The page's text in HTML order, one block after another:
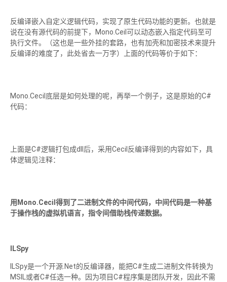
反编译嵌入自定义逻辑代码，实现了原生代码功能的更新。也就是
说在没有源代码的前提下，Mono.Ceil可以动态嵌入指定代码至可
执行文件。（这也是一些外挂的套路，也有加壳和加密技术来提升
反编译的难度了，此处省去一万字）上面的代码等价于如下：
Mono.Cecil底层是如何处理的呢，再举一个例子，这是原始的C#
代码：
上面是C#逻辑打包成dll后，采用Cecil反编译得到的内容如下，具
体逻辑见注释：
用Mono.Cecil得到了二进制文件的中间代码，中间代码是一种基
于操作栈的虚拟机语言，指令间借助栈传递数据。
ILSpy
ILSpy是一个开源.Net的反编译器，能把C#生成二进制文件转换为
MSIL或者C#任选一种。因为项目C#程序集是团队开发，因此不需